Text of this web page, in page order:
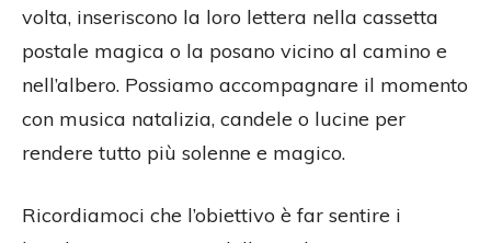
volta, inseriscono la loro lettera nella cassetta
postale magica o la posano vicino al camino e
nell’albero. Possiamo accompagnare il momento
con musica natalizia, candele o lucine per
rendere tutto più solenne e magico.
Ricordiamoci che l’obiettivo è far sentire i